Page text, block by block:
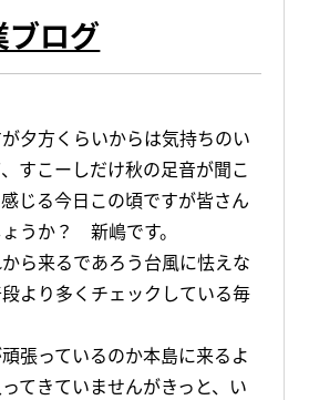
ブログ
夕方くらいからは気持ちのい
すこーしだけ秋の足音が聞こ
じる今日この頃ですが皆さん
うか？ 新嶋です。
ら来るであろう台風に怯えな
より多くチェックしている毎
張っているのか本島に来るよ
てきていませんがきっと、い